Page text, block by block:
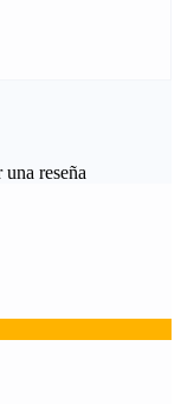
reseña